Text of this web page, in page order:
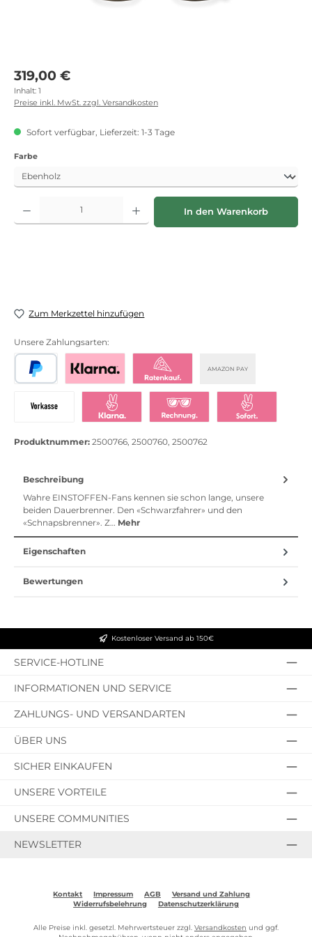
Regulärer Preis:
319,00 €
Inhalt: 1
Preise inkl. MwSt. zzgl. Versandkosten
Sofort verfügbar, Lieferzeit: 1-3 Tage
Farbeauswählen
Produkt Anzahl: Gib den gewünschten Wert ein oder benutze die
In den Warenkorb
Zum Merkzettel hinzufügen
Unsere Zahlungsarten:
AMAZON PAY
Bezahlen mit KlarnaKlarna Ratenkauf
Produktnummer: 2500766, 2500760, 2500762
Beschreibung
Wahre EINSTOFFEN-Fans kennen sie schon lange, unsere
beiden Dauerbrenner. Den «Schwarzfahrer» und den
«Schnapsbrenner». Z… Mehr
Eigenschaften
Bewertungen
Kostenloser Versand ab 150€
SERVICE-HOTLINE
INFORMATIONEN UND SERVICE
ZAHLUNGS- UND VERSANDARTEN
ÜBER UNS
SICHER EINKAUFEN
UNSERE VORTEILE
UNSERE COMMUNITIES
NEWSLETTER
Kontakt Impressum AGB
Versand und Zahlung
Widerrufsbelehrung
Datenschutzerklärung
Alle Preise inkl. gesetzl. Mehrwertsteuer zzgl. Versandkosten und ggf.